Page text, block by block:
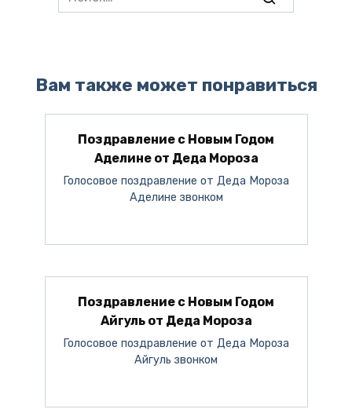
for:
Вам также может понравиться
Поздравление с Новым Годом
Аделине от Деда Мороза
Голосовое поздравление от Деда Мороза
Аделине звонком
Поздравление с Новым Годом
Айгуль от Деда Мороза
Голосовое поздравление от Деда Мороза
Айгуль звонком